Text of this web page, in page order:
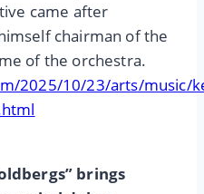
came after
chairman of the
of the orchestra.
2025/10/23/arts/music/
brings